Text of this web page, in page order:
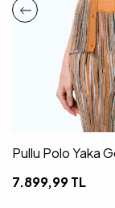
Pullu Polo Yaka
7.899,99TL